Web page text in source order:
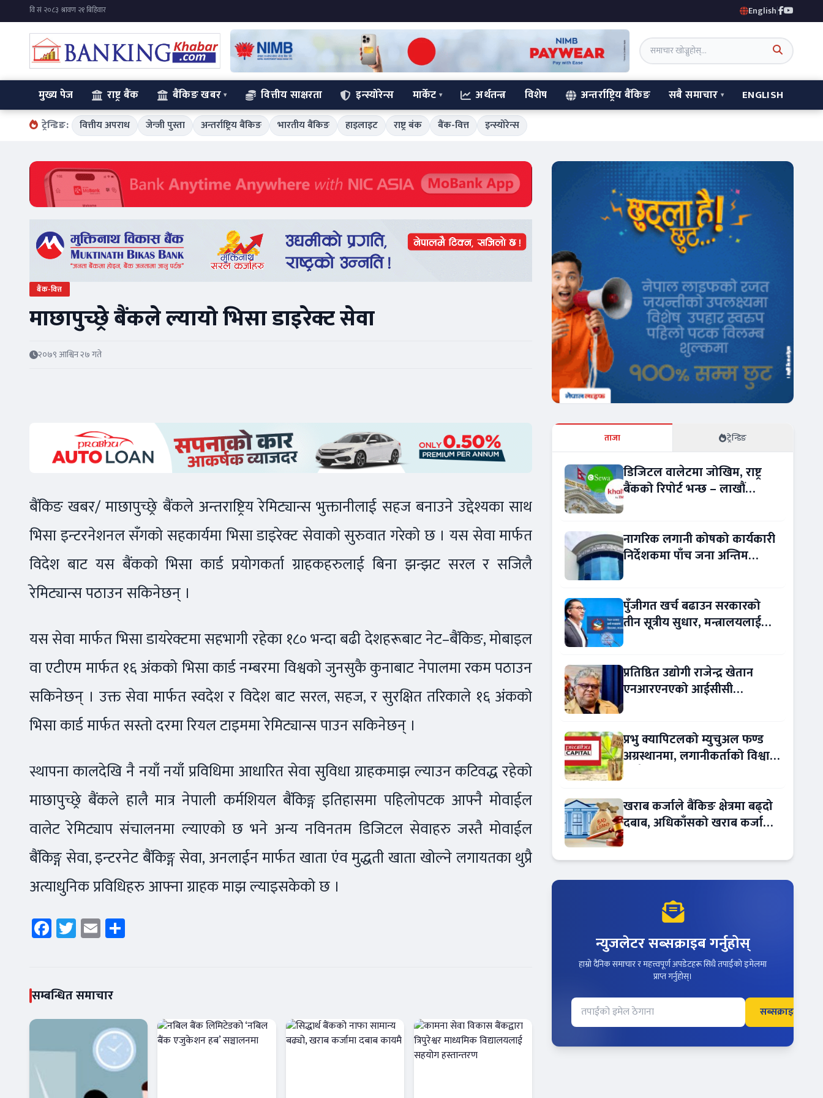
English|
मुख्य पेज राष्ट्र बैंक बैंकिङ खबर वित्तीय साक्षरता इन्स्योरेन्स मार्केट अर्थतन्त्र विशेष अन्तर्राष्ट्रिय बैंकिङ सबै समाचार ENGLISH
ट्रेन्डिङ: वित्तीय अपराध जेन्जी पुस्ता अन्तर्राष्ट्रिय बैंकिङ भारतीय बैंकिङ हाइलाइट राष्ट्र बंक बैंक-वित्त इन्स्योरेन्स
बैंक-वित्त
माछापुच्छ्रे बैंकले ल्यायो भिसा डाइरेक्ट सेवा
२०७९ आश्विन २७ गते
बैंकिङ खबर/ माछापुच्छ्रे बैंकले अन्तराष्ट्रिय रेमिट्यान्स भुक्तानीलाई सहज बनाउने उद्देश्यका साथ
भिसा इन्टरनेशनल सँगको सहकार्यमा भिसा डाइरेक्ट सेवाको सुरुवात गरेको छ । यस सेवा मार्फत
विदेश बाट यस बैंकको भिसा कार्ड प्रयोगकर्ता ग्राहकहरुलाई बिना झन्झट सरल र सजिलै
रेमिट्यान्स पठाउन सकिनेछन् ।
यस सेवा मार्फत भिसा डायरेक्टमा सहभागी रहेका १८० भन्दा बढी देशहरूबाट नेट–बैंकिङ, मोबाइल
वा एटीएम मार्फत १६ अंकको भिसा कार्ड नम्बरमा विश्वको जुनसुकै कुनाबाट नेपालमा रकम पठाउन
सकिनेछन् । उक्त सेवा मार्फत स्वदेश र विदेश बाट सरल, सहज, र सुरक्षित तरिकाले १६ अंकको
भिसा कार्ड मार्फत सस्तो दरमा रियल टाइममा रेमिट्यान्स पाउन सकिनेछन् ।
स्थापना कालदेखि नै नयाँ नयाँ प्रविधिमा आधारित सेवा सुविधा ग्राहकमाझ ल्याउन कटिवद्ध रहेको
माछापुच्छ्रे बैंकले हालै मात्र नेपाली कर्मशियल बैंकिङ्ग इतिहासमा पहिलोपटक आफ्नै मोवाईल
वालेट रेमिट्याप संचालनमा ल्याएको छ भने अन्य नविनतम डिजिटल सेवाहरु जस्तै मोवाईल
बैंकिङ्ग सेवा, इन्टरनेट बैंकिङ्ग सेवा, अनलाईन मार्फत खाता एंव मुद्धती खाता खोल्ने लगायतका थुप्रै
अत्याधुनिक प्रविधिहरु आफ्ना ग्राहक माझ ल्याइसकेको छ ।
Facebook
Twitter
Email
सम्बन्धित समाचार
ताजा ट्रेन्डिङ
डिजिटल वालेटमा जोखिम, राष्ट्र
बैंकको रिपोर्ट भन्छ – लाखौं
नागरिक लगानी कोषको कार्यकारी
निर्देशकमा पाँच जना अन्तिम
पुँजीगत खर्च बढाउन सरकारको
तीन सूत्रीय सुधार, मन्त्रालयलाई
प्रतिष्ठित उद्योगी राजेन्द्र खेतान
एनआरएनएको आईसीसी
प्रभु क्यापिटलको म्युचुअल फण्ड
अग्रस्थानमा, लगानीकर्ताको विश्वास
खराब कर्जाले बैंकिङ क्षेत्रमा बढ्दो
दबाब, अधिकाँसको खराब कर्जा
न्युजलेटर सब्सक्राइब गर्नुहोस्
हाम्रो दैनिक समाचार र महत्त्वपूर्ण अपडेटहरू सिधै तपाईंको इमेलमा
प्राप्त गर्नुहोस्।
सब्सक्राइब